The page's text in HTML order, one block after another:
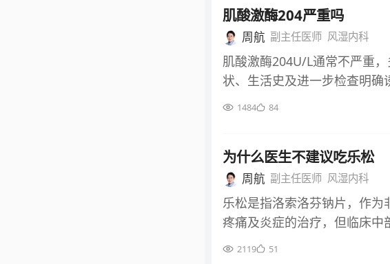
视了对病因的深入排查与针对
度。 对于普通人群而言，提
而非依赖血液制品。只有明
球蛋白发挥其应有的治疗价
剂量使用需密切监测相关指标
性优势更为突出，除胃肠道
增加出血风险，更适合需长期
物代谢与禁忌人群分析，醋
用于对乙酸类非甾体抗炎药
互作用，如与华法林合用时需
水肿与疼痛反应；羌活、独活
有明确的对症效果。 作为外
免口服药物对胃肠道的刺激
友好。在临床应用中，该药
反应与肌肉痉挛，改善肢体
能替代抗风湿慢作用药、糖皮
严格禁忌与注意事项，对成
皮肤瘙痒、红斑等过敏反应，
值的重要维度，相较于口服
少数患者出现局部皮肤刺激
期或大面积使用仍可能因药
肌酸激酶204严重吗
周航 副主任医师 风湿内科
肌酸激酶204U/L通常不严重
状、生活史及进一步检查明
随不适需及时排查病因，早期
病信号，但需排查潜在诱因。
动、肌肉拉伤、过度劳累，
肌细胞轻微损伤，释放肌酸激
周后复查，数值通常可恢复正
病、心肌损伤早期、肝脏或
1484 84
为什么医生不建议吃乐松
周航 副主任医师 风湿内科
乐松是指洛索洛芬钠片，作
疼痛及炎症的治疗，但临床
明确药物过敏史、合并严重
2119 51